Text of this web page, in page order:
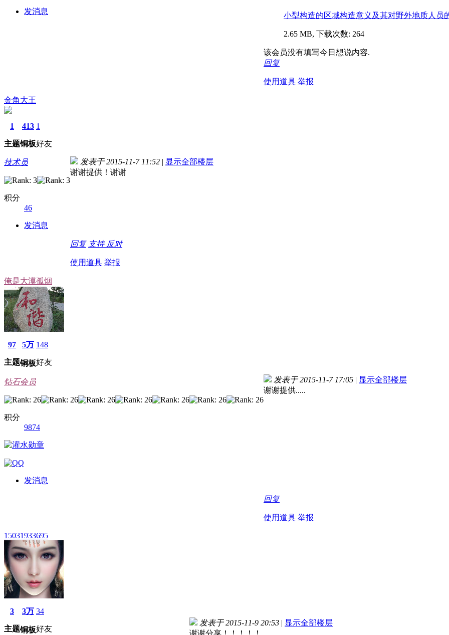
发消息 小型构造的区域构造意义及其对野外地质人员
2.65 MB, 下载次数: 264
该会员没有填写今日想说内容.
回复
使用道具 举报
金角大王
1
主题
413
铜板
1
好友
技术员
积分
46
发消息
发表于 2015-11-7 11:52 | 显示全部楼层
谢谢提供！谢谢
回复 支持 反对
使用道具 举报
俺是大漠孤烟
97
主题
5万
铜板
148
好友
钻石会员
积分
9874
发消息
发表于 2015-11-7 17:05 | 显示全部楼层
谢谢提供.....
回复
使用道具 举报
15031933695
3
主题
3万
铜板
34
好友
发表于 2015-11-9 20:53 | 显示全部楼层
谢谢分享！！！！！